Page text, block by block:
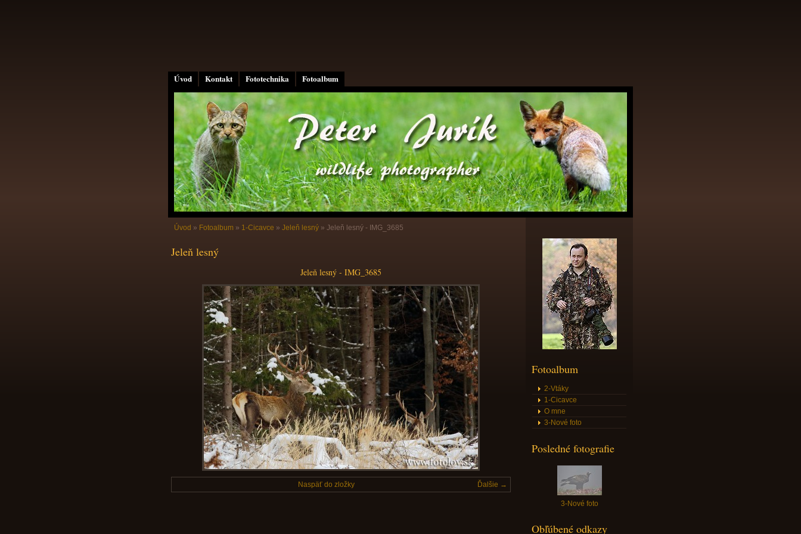
Úvod Kontakt Fototechnika Fotoalbum
Úvod » Fotoalbum » 1-Cicavce » Jeleň lesný » Jeleň lesný - IMG_3685
Jeleň lesný
Jeleň lesný - IMG_3685
Ďalšie →
Naspäť do zložky
Fotoalbum
2-Vtáky
1-Cicavce
O mne
3-Nové foto
Posledné fotografie
3-Nové foto
Obľúbené odkazy